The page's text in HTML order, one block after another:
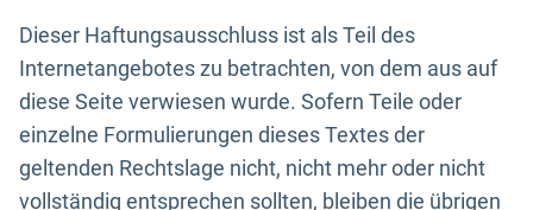
Dieser Haftungsausschluss ist als Teil des
Internetangebotes zu betrachten, von dem aus auf
diese Seite verwiesen wurde. Sofern Teile oder
einzelne Formulierungen dieses Textes der
geltenden Rechtslage nicht, nicht mehr oder nicht
vollständig entsprechen sollten, bleiben die übrigen